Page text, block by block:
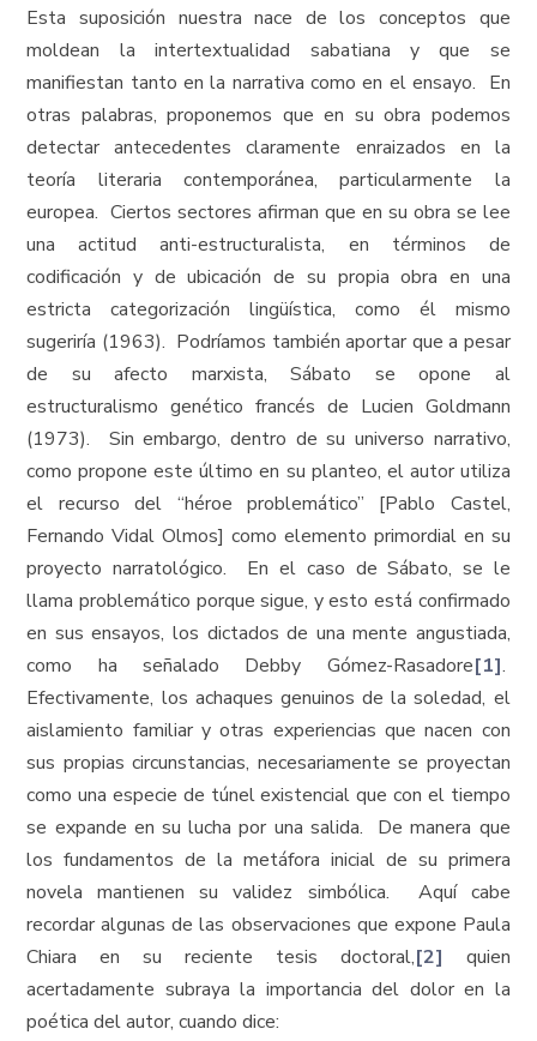
Esta suposición nuestra nace de los conceptos que
moldean la intertextualidad sabatiana y que se
manifiestan tanto en la narrativa como en el ensayo. En
otras palabras, proponemos que en su obra podemos
detectar antecedentes claramente enraizados en la
teoría literaria contemporánea, particularmente la
europea. Ciertos sectores afirman que en su obra se lee
una actitud anti-estructuralista, en términos de
codificación y de ubicación de su propia obra en una
estricta categorización lingüística, como él mismo
sugeriría (1963). Podríamos también aportar que a pesar
de su afecto marxista, Sábato se opone al
estructuralismo genético francés de Lucien Goldmann
(1973). Sin embargo, dentro de su universo narrativo,
como propone este último en su planteo, el autor utiliza
el recurso del “héroe problemático” [Pablo Castel,
Fernando Vidal Olmos] como elemento primordial en su
proyecto narratológico. En el caso de Sábato, se le
llama problemático porque sigue, y esto está confirmado
en sus ensayos, los dictados de una mente angustiada,
como ha señalado Debby Gómez-Rasadore[1].
Efectivamente, los achaques genuinos de la soledad, el
aislamiento familiar y otras experiencias que nacen con
sus propias circunstancias, necesariamente se proyectan
como una especie de túnel existencial que con el tiempo
se expande en su lucha por una salida. De manera que
los fundamentos de la metáfora inicial de su primera
novela mantienen su validez simbólica. Aquí cabe
recordar algunas de las observaciones que expone Paula
Chiara en su reciente tesis doctoral,[2] quien
acertadamente subraya la importancia del dolor en la
poética del autor, cuando dice: